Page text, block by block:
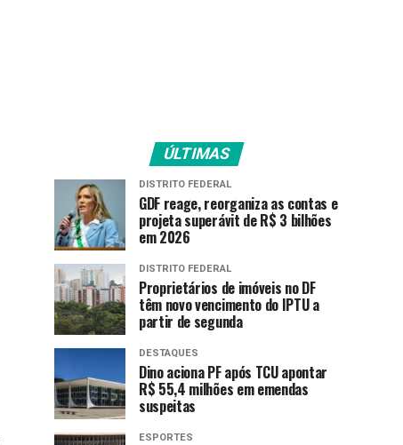
ÚLTIMAS
DISTRITO FEDERAL
GDF reage, reorganiza as contas e
projeta superávit de R$ 3 bilhões
em 2026
DISTRITO FEDERAL
Proprietários de imóveis no DF
têm novo vencimento do IPTU a
partir de segunda
DESTAQUES
Dino aciona PF após TCU apontar
R$ 55,4 milhões em emendas
suspeitas
ESPORTES